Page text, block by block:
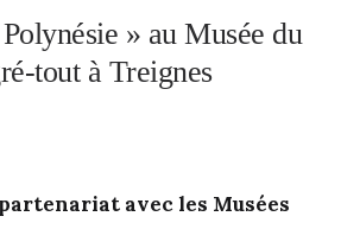
» au Musée du
tout à Treignes
partenariat avec les Musées